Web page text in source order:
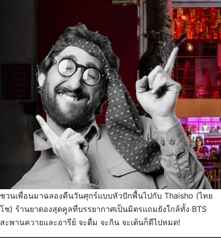
ชวนเพื่อนมาฉลองคืนวันศุกร์แบบหัวปักพื้นไปกับ Thaisho (ไทย
โช) ร้านยาดองสุดคูลที่บรรยากาศเป็นมิตรแถมยังใกล้ทั้ง BTS
สะพานควายและอารีย์ จะดื่ม จะกิน จะเต้นก็ดีไปหมด!